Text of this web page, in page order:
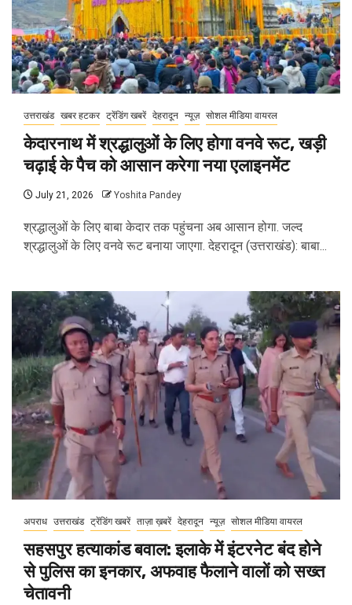
उत्तराखंड खबर हटकर ट्रेंडिंग खबरें देहरादून न्यूज़ सोशल मीडिया वायरल
केदारनाथ में श्रद्धालुओं के लिए होगा वनवे रूट, खड़ी
चढ़ाई के पैच को आसान करेगा नया एलाइनमेंट
July 21, 2026 Yoshita Pandey
श्रद्धालुओं के लिए बाबा केदार तक पहुंचना अब आसान होगा. जल्द
श्रद्धालुओं के लिए वनवे रूट बनाया जाएगा. देहरादून (उत्तराखंड): बाबा...
अपराध उत्तराखंड ट्रेंडिंग खबरें ताज़ा ख़बरें देहरादून न्यूज़ सोशल मीडिया वायरल
सहसपुर हत्याकांड बवाल: इलाके में इंटरनेट बंद होने
से पुलिस का इनकार, अफवाह फैलाने वालों को सख्त
चेतावनी